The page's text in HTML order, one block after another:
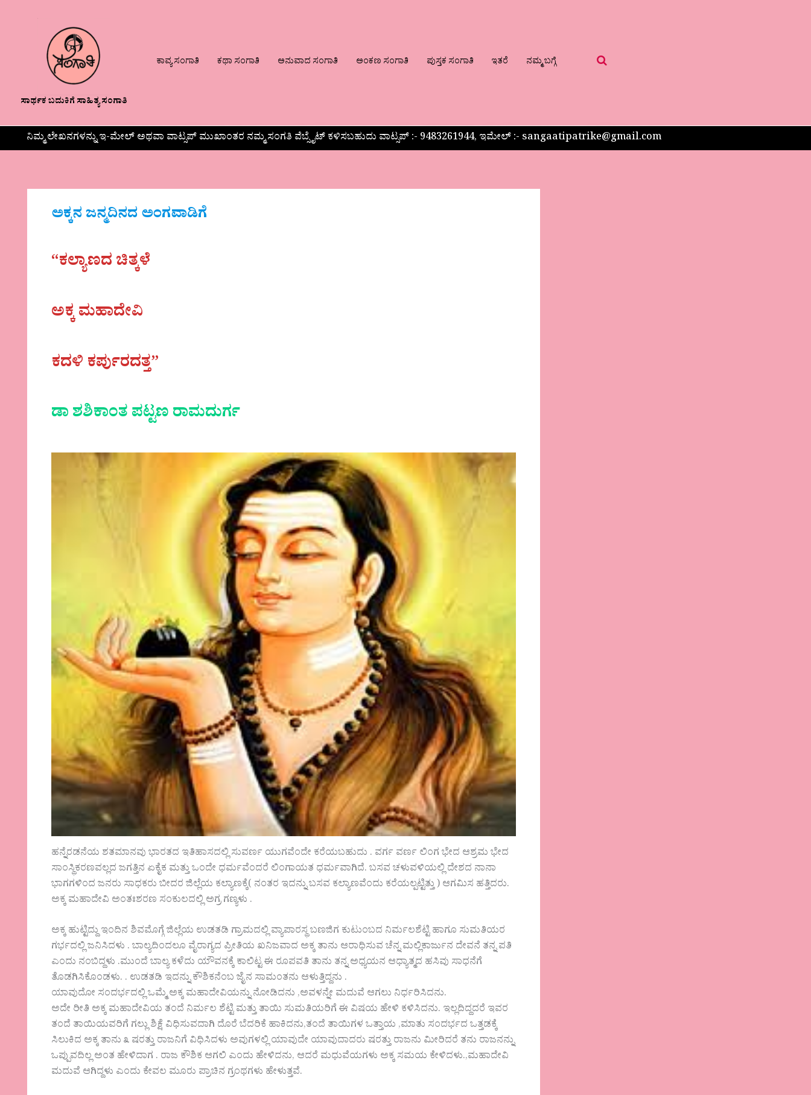
ಸಾರ್ಥಕ ಬದುಕಿಗೆ ಸಾಹಿತ್ಯ ಸಂಗಾತಿ
ಕಾವ್ಯ ಸಂಗಾತಿ ಕಥಾ ಸಂಗಾತಿ ಅನುವಾದ ಸಂಗಾತಿ ಅಂಕಣ ಸಂಗಾತಿ ಪುಸ್ತಕ ಸಂಗಾತಿ ಇತರೆ ನಮ್ಮ ಬಗ್ಗೆ
ನಿಮ್ಮ ಲೇಖನಗಳನ್ನು ಇ-ಮೇಲ್ ಅಥವಾ ವಾಟ್ಸಪ್ ಮುಖಾಂತರ ನಮ್ಮ ಸಂಗತಿ ವೆಬ್ಸೈಟ್ ಕಳಿಸಬಹುದು ವಾಟ್ಸಪ್‌ :- 9483261944, ಇಮೇಲ್ :- sangaatipatrike@gmail.com
ಅಕ್ಕನ ಜನ್ಮದಿನದ ಅಂಗವಾಡಿಗೆ
“ಕಲ್ಯಾಣದ ಚಿತ್ಕಳೆ
ಅಕ್ಕ ಮಹಾದೇವಿ
ಕದಳಿ ಕರ್ಪುರದತ್ತ”
ಡಾ ಶಶಿಕಾಂತ ಪಟ್ಟಣ ರಾಮದುರ್ಗ
ಹನ್ನೆರಡನೆಯ ಶತಮಾನವು ಭಾರತದ ಇತಿಹಾಸದಲ್ಲಿ ಸುವರ್ಣ ಯುಗವೆಂದೇ ಕರೆಯಬಹುದು . ವರ್ಗ ವರ್ಣ ಲಿಂಗ ಭೇದ ಆಶ್ರಮ ಭೇದ
ಸಾಂಸ್ಥಿಕರಣವಲ್ಲದ ಜಗತ್ತಿನ ಏಕೈಕ ಮತ್ತು ಒಂದೇ ಧರ್ಮವೆಂದರೆ ಲಿಂಗಾಯತ ಧರ್ಮವಾಗಿದೆ. ಬಸವ ಚಳುವಳಿಯಲ್ಲಿ ದೇಶದ ನಾನಾ
ಭಾಗಗಳಿಂದ ಜನರು ಸಾಧಕರು ಬೀದರ ಜಿಲ್ಲೆಯ ಕಲ್ಯಾಣಕ್ಕೆ( ನಂತರ ಇದನ್ನು ಬಸವ ಕಲ್ಯಾಣವೆಂದು ಕರೆಯಲ್ಪಟ್ಟಿತ್ತು ) ಆಗಮಿಸ ಹತ್ತಿದರು.
ಅಕ್ಕ ಮಹಾದೇವಿ ಅಂತಃಶರಣ ಸಂಕುಲದಲ್ಲಿ ಅಗ್ರ ಗಣ್ಯಳು .
ಅಕ್ಕ ಹುಟ್ಟಿದ್ದು ಇಂದಿನ ಶಿವಮೊಗ್ಗೆ ಜಿಲ್ಲೆಯ ಉಡತಡಿ ಗ್ರಾಮದಲ್ಲಿ ವ್ಯಾಪಾರಸ್ಥ ಬಣಜಿಗ ಕುಟುಂಬದ ನಿರ್ಮಲಶೆಟ್ಟಿ ಹಾಗೂ ಸುಮತಿಯರ
ಗರ್ಭದಲ್ಲಿ ಜನಿಸಿದಳು . ಬಾಲ್ಯದಿಂದಲೂ ವೈರಾಗ್ಯದ ಪ್ರೀತಿಯ ಖನಿಜವಾದ ಅಕ್ಕ ತಾನು ಆರಾಧಿಸುವ ಚೆನ್ನ ಮಲ್ಲಿಕಾರ್ಜುನ ದೇವನೆ ತನ್ನ ಪತಿ
ಎಂದು ನಂಬಿದ್ದಳು .ಮುಂದೆ ಬಾಲ್ಯ ಕಳೆದು ಯೌವನಕ್ಕೆ ಕಾಲಿಟ್ಟ ಈ ರೂಪವತಿ ತಾನು ತನ್ನ ಅಧ್ಯಯನ ಆಧ್ಯಾತ್ಮದ ಹಸಿವು ಸಾಧನೆಗೆ
ತೊಡಗಿಸಿಕೊಂಡಳು. . ಉಡತಡಿ ಇದನ್ನು ಕೌಶಿಕನೆಂಬ ಜೈನ ಸಾಮಂತನು ಆಳುತ್ತಿದ್ದನು .
ಯಾವುದೋ ಸಂದರ್ಭದಲ್ಲಿ ಒಮ್ಮೆ ಅಕ್ಕ ಮಹಾದೇವಿಯನ್ನು ನೋಡಿದನು ,ಅವಳನ್ನೇ ಮದುವೆ ಆಗಲು ನಿರ್ಧರಿಸಿದನು.
ಅದೇ ರೀತಿ ಅಕ್ಕ ಮಹಾದೇವಿಯ ತಂದೆ ನಿರ್ಮಲ ಶೆಟ್ಟಿ ಮತ್ತು ತಾಯಿ ಸುಮತಿಯರಿಗೆ ಈ ವಿಷಯ ಹೇಳಿ ಕಳಿಸಿದನು. ಇಲ್ಲದಿದ್ದದರೆ ಇವರ
ತಂದೆ ತಾಯಿಯವರಿಗೆ ಗಲ್ಲು ಶಿಕ್ಷೆ ವಿಧಿಸುವದಾಗಿ ದೊರೆ ಬೆದರಿಕೆ ಹಾಕಿದನು,ತಂದೆ ತಾಯಿಗಳ ಒತ್ತಾಯ ,ಮಾತು ಸಂದರ್ಭದ ಒತ್ತಡಕ್ಕೆ
ಸಿಲುಕಿದ ಅಕ್ಕ ತಾನು ೩ ಷರತ್ತು ರಾಜನಿಗೆ ವಿಧಿಸಿದಳು ಅವುಗಳಲ್ಲಿ ಯಾವುದೇ ಯಾವುದಾದರು ಷರತ್ತು ರಾಜನು ಮೀರಿದರೆ ತನು ರಾಜನನ್ನು
ಒಪ್ಪುವದಿಲ್ಲ ಅಂತ ಹೇಳಿದಾಗ . ರಾಜ ಕೌಶಿಕ ಆಗಲಿ ಎಂದು ಹೇಳಿದನು, ಆದರೆ ಮಧುವೆಯಗಳು ಅಕ್ಕ ಸಮಯ ಕೇಳಿದಳು.,ಮಹಾದೇವಿ
ಮದುವೆ ಆಗಿದ್ದಳು ಎಂದು ಕೇವಲ ಮೂರು ಪ್ರಾಚಿನ ಗ್ರಂಥಗಳು ಹೇಳುತ್ತವೆ.